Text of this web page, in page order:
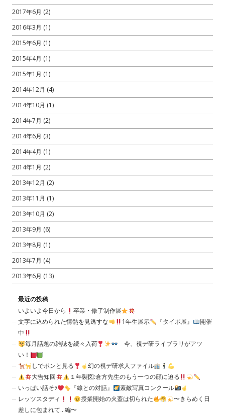
2017年6月 (2)
2016年3月 (1)
2015年6月 (1)
2015年4月 (1)
2015年1月 (1)
2014年12月 (4)
2014年10月 (1)
2014年7月 (2)
2014年6月 (3)
2014年4月 (1)
2014年1月 (2)
2013年12月 (2)
2013年11月 (1)
2013年10月 (2)
2013年9月 (6)
2013年8月 (1)
2013年7月 (4)
2013年6月 (13)
最近の投稿
いよいよ今日から
卒業・修了制作展
文字に込められた情熱を見逃すな
1年生展示 『タイポ展』
開催
中
毎月話題の雑誌を続々入荷
今、視デ研ライブラリがアツ
い！
しでポンと見る
幻の視デ研求人ファイル
大告知回
１年製図:倉方先生のもう一つの顔に迫る
いっぱい話そｯ
『線との対話』
素敵写真コンクール
レッツスタディ
授業開始の火蓋は切られた
〜きらめく日
差しに包まれて…編〜